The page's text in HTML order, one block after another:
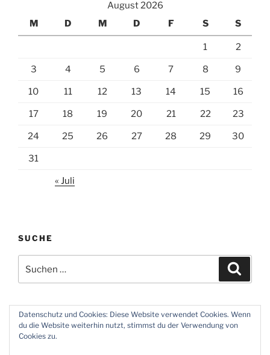
August 2026
M
D M D F S S
1 2
3 4 5 6 7 8 9
10 11 12 13 14 15 16
17 18 19 20 21 22 23
24 25 26 27 28 29 30
31
« Juli
SUCHE
nach:
Twitter
Datenschutz und Cookies: Diese Website verwendet Cookies. Wenn
du die Website weiterhin nutzt, stimmst du der Verwendung von
Cookies zu.